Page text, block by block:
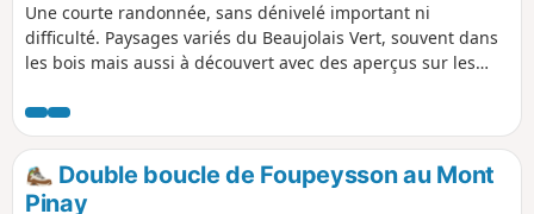
Une courte randonnée, sans dénivelé important ni
difficulté. Paysages variés du Beaujolais Vert, souvent dans
les bois mais aussi à découvert avec des aperçus sur les
parcours, de Mont Pinay aux Petites Fayes se fait sur
bitume, mais il s'agit de petites routes très peu
fréquentées.
Double boucle de Foupeysson au Mont
Pinay